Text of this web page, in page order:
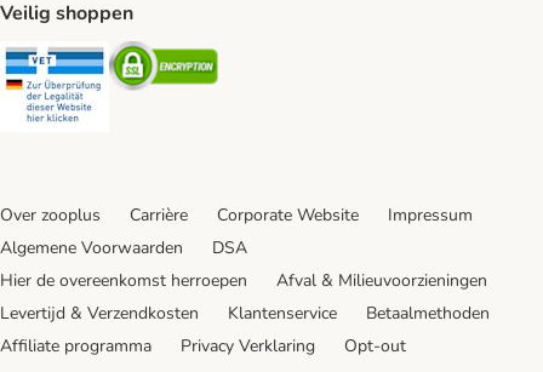
Veilig shoppen
Security Security
Over zooplus Carrière Corporate Website
Impressum
Algemene Voorwaarden
DSA
Hier de overeenkomst herroepen
Afval & Milieuvoorzieningen
Levertijd & Verzendkosten
Klantenservice
Betaalmethoden
Affiliate programma
Privacy Verklaring
Opt-out